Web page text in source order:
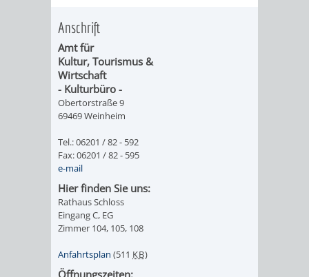
Anschrift
Amt für
Kultur, Tourismus &
Wirtschaft
- Kulturbüro -
Obertorstraße 9
69469 Weinheim
Tel.: 06201 / 82 - 592
Fax: 06201 / 82 - 595
e-mail
Hier finden Sie uns:
Rathaus Schloss
Eingang C, EG
Zimmer 104, 105, 108
Anfahrtsplan (511 KB)